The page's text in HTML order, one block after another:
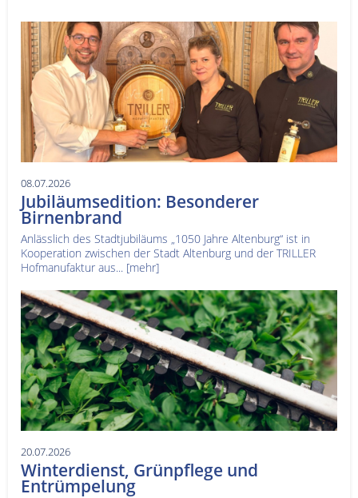
08.07.2026
Jubiläumsedition: Besonderer
Birnenbrand
Anlässlich des Stadtjubiläums „1050 Jahre Altenburg“ ist in
Kooperation zwischen der Stadt Altenburg und der TRILLER
Hofmanufaktur aus... [mehr]
20.07.2026
Winterdienst, Grünpflege und
Entrümpelung